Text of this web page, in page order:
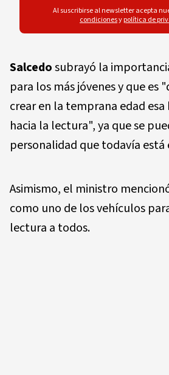
Al suscribirse al newsletter acepta
condicionesypolítica de
Salcedosubrayó la
para los más jóvenes y que es
crear en la temprana edad
hacia la lectura", ya que se
personalidad que todavía
Asimismo, el ministro
como uno de los vehículos
lectura a todos.